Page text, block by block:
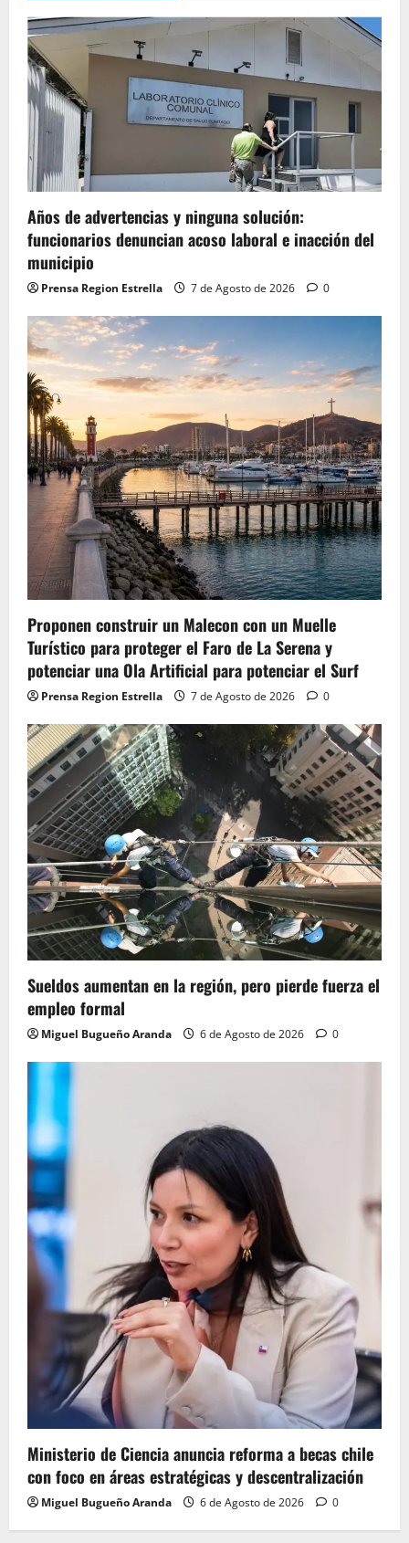
Años de advertencias y ninguna solución:
funcionarios denuncian acoso laboral e inacción del
municipio
Prensa Region Estrella 7 de Agosto de 2026 0
Proponen construir un Malecon con un Muelle
Turístico para proteger el Faro de La Serena y
potenciar una Ola Artificial para potenciar el Surf
Prensa Region Estrella 7 de Agosto de 2026 0
Sueldos aumentan en la región, pero pierde fuerza el
empleo formal
Miguel Bugueño Aranda 6 de Agosto de 2026 0
Ministerio de Ciencia anuncia reforma a becas chile
con foco en áreas estratégicas y descentralización
Miguel Bugueño Aranda 6 de Agosto de 2026 0